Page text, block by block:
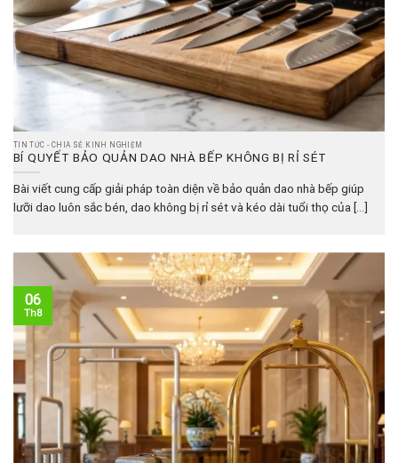
TIN TỨC - CHIA SẺ KINH NGHIỆM
BÍ QUYẾT BẢO QUẢN DAO NHÀ BẾP KHÔNG BỊ RỈ SÉT
Bài viết cung cấp giải pháp toàn diện về bảo quản dao nhà bếp giúp
lưỡi dao luôn sắc bén, dao không bị rỉ sét và kéo dài tuổi thọ của [...]
06
Th8